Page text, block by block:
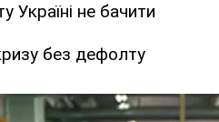
Україні не бачити
без дефолту